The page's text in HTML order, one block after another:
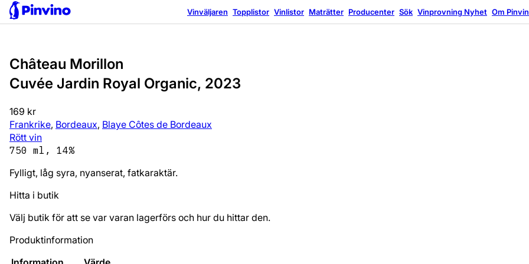
Vinväljaren Topplistor Vinlistor Maträtter Producenter Sök Vinprovning Nyhet Om
Bra val
Château Morillon
Cuvée Jardin Royal Organic, 2023
169 kr
Frankrike, Bordeaux, Blaye Côtes de Bordeaux
Rött vin
750 ml, 14%
Fylligt, låg syra, nyanserat, fatkaraktär.
Hitta i butik
Välj butik för att se var varan lagerförs och hur du hittar den.
Produktinformation